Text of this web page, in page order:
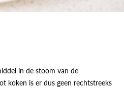
in de stoom van de
koken is er dus geen rechtstreeks